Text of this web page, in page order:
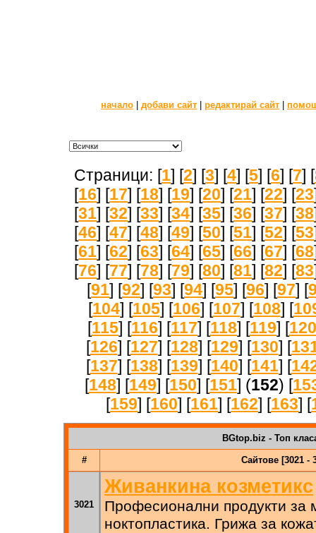
начало добави сайт редактирай сайт
Страници: [1] [2] [3] [4] [5] [6] [7] [
[16] [17] [18] [19] [20] [21] [22] [23
[31] [32] [33] [34] [35] [36] [37] [38
[46] [47] [48] [49] [50] [51] [52] [53
[61] [62] [63] [64] [65] [66] [67] [68
[76] [77] [78] [79] [80] [81] [82] [83
[91] [92] [93] [94] [95] [96] [97] [
[104] [105] [106] [107] [108] [
[115] [116] [117] [118] [119] [120
[126] [127] [128] [129] [130] [
[137] [138] [139] [140] [141] [
[148] [149] [150] [151] (152) [
[159] [160] [161] [162] [163] [
BGtop.biz - Топ
# Сайтове [3021 -
3021
Живанкина козметикс
Професионални продукти за
ноктопластика. Грижа за